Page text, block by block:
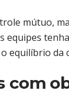
mútuo,
equilíbrio da
com